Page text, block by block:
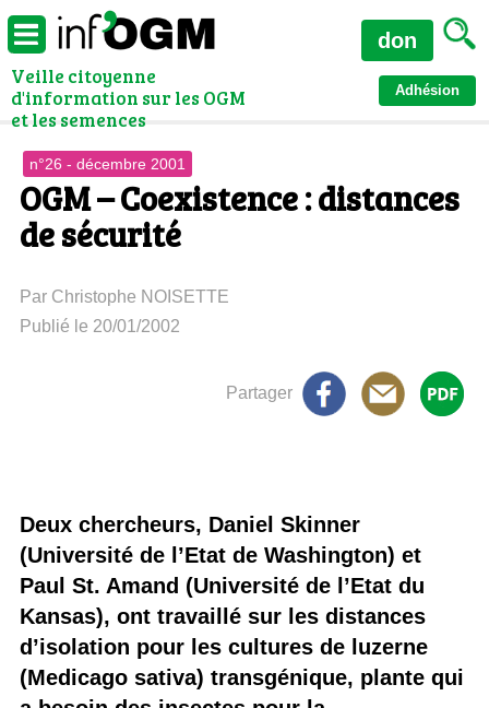
Veille citoyenne
d'information sur les OGM
et les semences
Adhésion
don
n°26 - décembre 2001
OGM – Coexistence : distances
de sécurité
Par Christophe NOISETTE
Publié le 20/01/2002
Partager
Deux chercheurs, Daniel Skinner
(Université de l’Etat de Washington) et
Paul St. Amand (Université de l’Etat du
Kansas), ont travaillé sur les distances
d’isolation pour les cultures de luzerne
(Medicago sativa) transgénique, plante qui